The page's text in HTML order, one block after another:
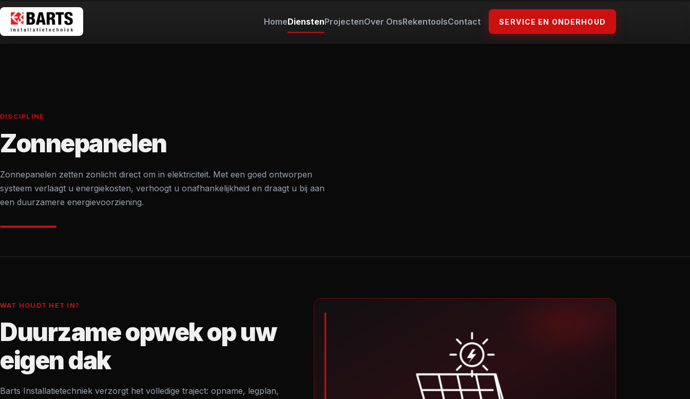
HomeDienstenProjectenOver OnsRekentoolsContact SERVICE EN ONDERHOUD
DIENSTEN
PROJECTEN
DISCIPLINE
Zonnepanelen
Zonnepanelen zetten zonlicht direct om in elektriciteit. Met een goed ontworpen
systeem verlaagt u energiekosten, verhoogt u onafhankelijkheid en draagt u bij aan
een duurzamere energievoorziening.
WAT HOUDT HET IN?
Duurzame opwek op uw
eigen dak
Barts Installatietechniek verzorgt het volledige traject: opname, legplan,